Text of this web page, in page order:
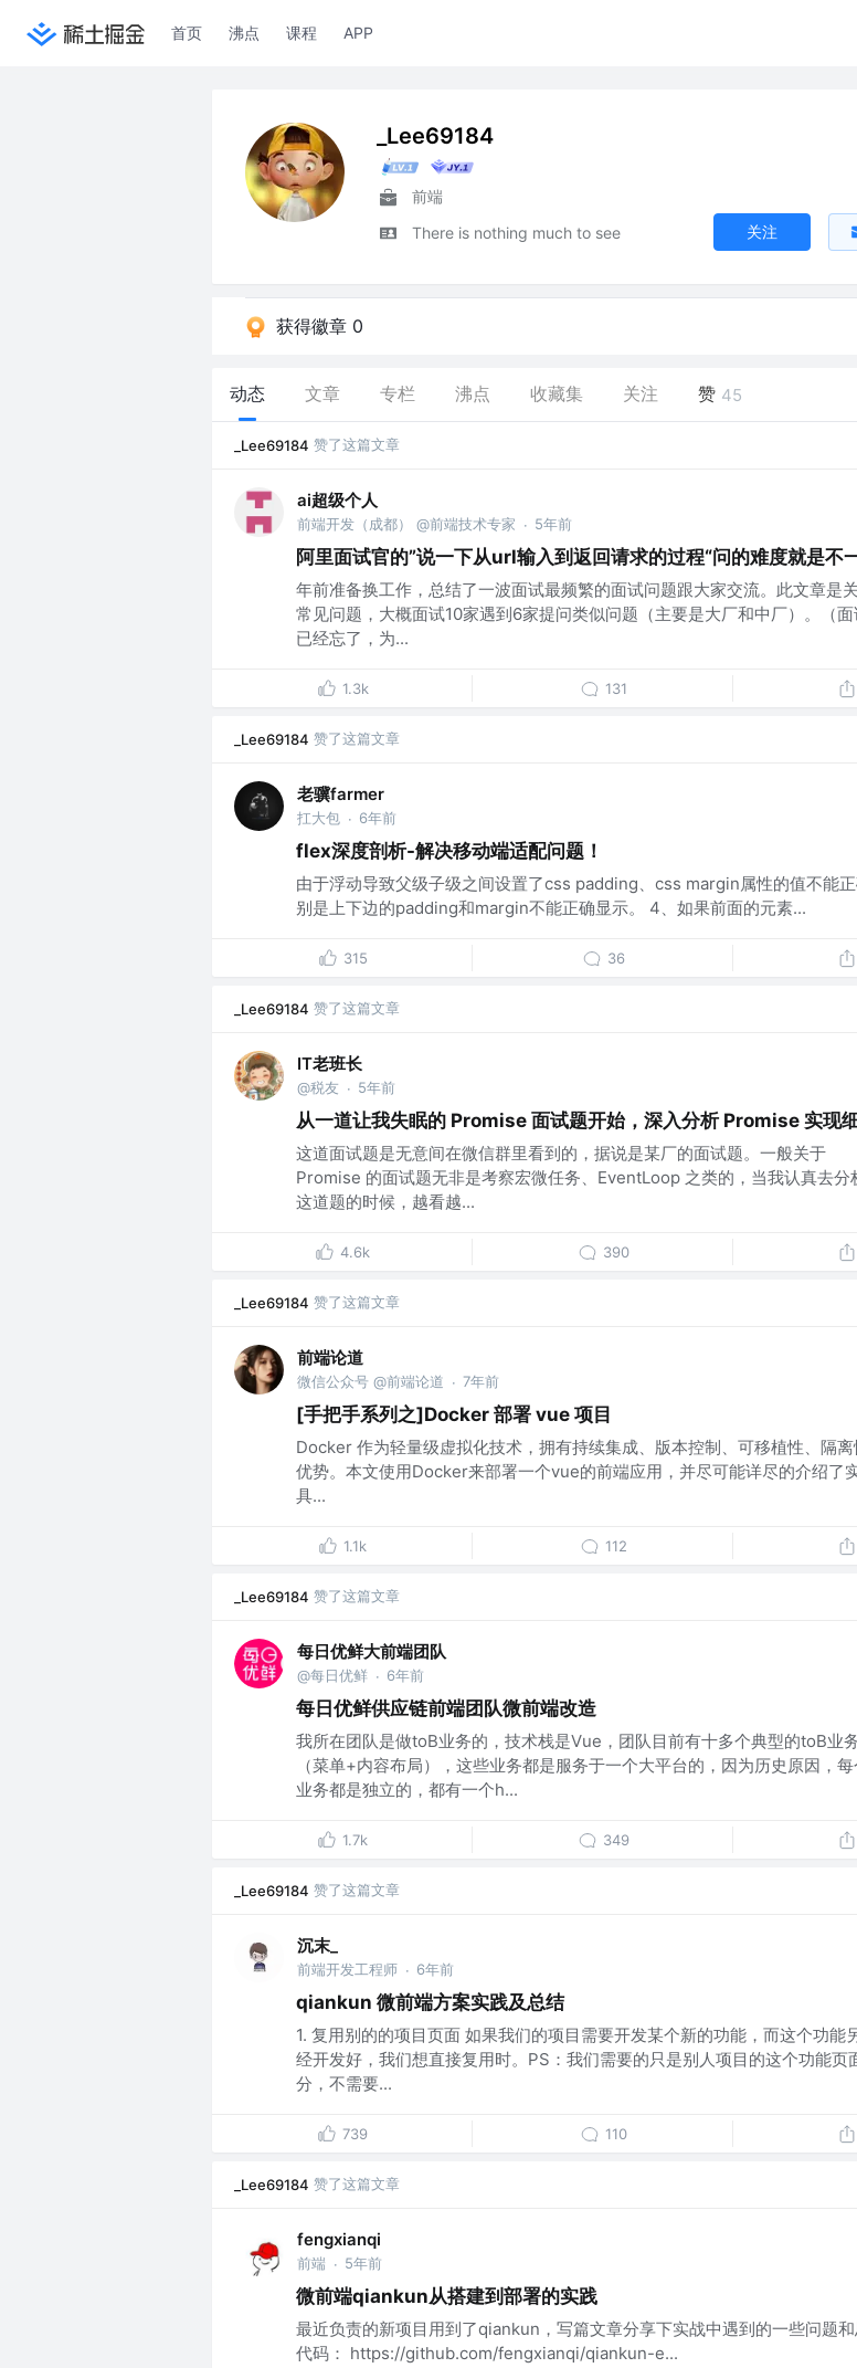
首页 沸点 课程 APP
_Lee69184
前端
There is nothing much to see
关注
获得徽章 0
动态 文章 专栏 沸点 收藏集 关注 赞 45
_Lee69184 赞了这篇文章
ai超级个人
前端开发（成都） @前端技术专家 · 5年前
阿里面试官的”说一下从url输入到返回请求的过程“问的难度就是不
年前准备换工作，总结了一波面试最频繁的面试问题跟大家交流。此文章是
常见问题，大概面试10家遇到6家提问类似问题（主要是大厂和中厂）。（
已经忘了，为...
1.3k 131
_Lee69184 赞了这篇文章
老骥farmer
扛大包 · 6年前
flex深度剖析-解决移动端适配问题！
由于浮动导致父级子级之间设置了css padding、css margin属性的值不能
别是上下边的padding和margin不能正确显示。 4、如果前面的元素...
315 36
_Lee69184 赞了这篇文章
IT老班长
@税友 · 5年前
从一道让我失眠的 Promise 面试题开始，深入分析 Promise 实现
这道面试题是无意间在微信群里看到的，据说是某厂的面试题。一般关于
Promise 的面试题无非是考察宏微任务、EventLoop 之类的，当我认真去分
这道题的时候，越看越...
4.6k 390
_Lee69184 赞了这篇文章
前端论道
微信公众号 @前端论道 · 7年前
[手把手系列之]Docker 部署 vue 项目
Docker 作为轻量级虚拟化技术，拥有持续集成、版本控制、可移植性、隔
优势。本文使用Docker来部署一个vue的前端应用，并尽可能详尽的介绍了
具...
1.1k 112
_Lee69184 赞了这篇文章
每日优鲜大前端团队
@每日优鲜 · 6年前
每日优鲜供应链前端团队微前端改造
我所在团队是做toB业务的，技术栈是Vue，团队目前有十多个典型的toB业
（菜单+内容布局），这些业务都是服务于一个大平台的，因为历史原因，每
业务都是独立的，都有一个h...
1.7k 349
_Lee69184 赞了这篇文章
沉末_
前端开发工程师 · 6年前
qiankun 微前端方案实践及总结
1. 复用别的的项目页面 如果我们的项目需要开发某个新的功能，而这个功能
经开发好，我们想直接复用时。PS：我们需要的只是别人项目的这个功能页
分，不需要...
739 110
_Lee69184 赞了这篇文章
fengxianqi
前端 · 5年前
微前端qiankun从搭建到部署的实践
最近负责的新项目用到了qiankun，写篇文章分享下实战中遇到的一些问题
代码： https://github.com/fengxianqi/qiankun-e...